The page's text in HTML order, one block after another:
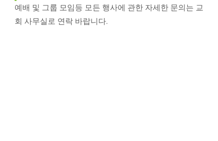
예배 및 그룹 모임등 모든 행사에 관한 자세한 문의는 교
회 사무실로 연락 바랍니다.